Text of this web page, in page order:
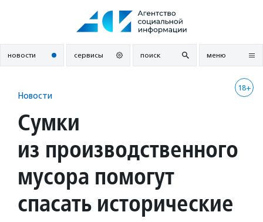
новости сервисы поиск меню
18+
Новости
Сумки
из производственного
мусора помогут
спасать исторические